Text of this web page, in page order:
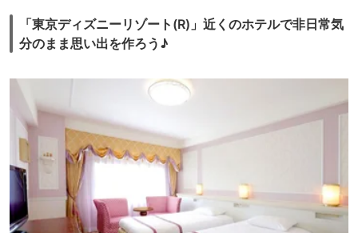
「東京ディズニーリゾート(R)」近くのホテルで非日常気
分のまま思い出を作ろう♪